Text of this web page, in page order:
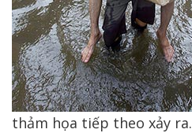
thảm họa tiếp theo xảy ra.